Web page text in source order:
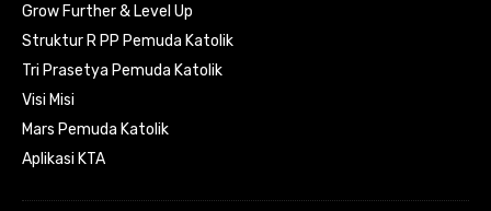
Grow Further & Level Up
Struktur R PP Pemuda Katolik
Tri Prasetya Pemuda Katolik
Visi Misi
Mars Pemuda Katolik
Aplikasi KTA